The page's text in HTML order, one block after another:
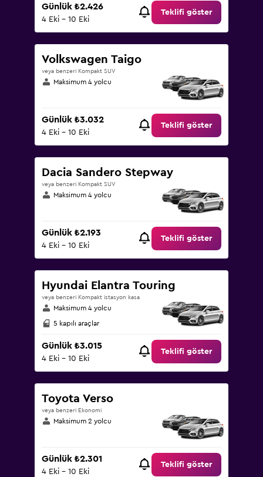
Günlük ₺2.426
4 Eki - 10 Eki
Teklifi göster
Volkswagen Taigo
veya benzeri Kompakt SUV
Maksimum 4 yolcu
Günlük ₺3.032
4 Eki - 10 Eki
Teklifi göster
Dacia Sandero Stepway
veya benzeri Kompakt SUV
Maksimum 4 yolcu
Günlük ₺2.193
4 Eki - 10 Eki
Teklifi göster
Hyundai Elantra Touring
veya benzeri Kompakt istasyon kasa
Maksimum 4 yolcu
5 kapılı araçlar
Günlük ₺3.015
4 Eki - 10 Eki
Teklifi göster
Toyota Verso
veya benzeri Ekonomi
Maksimum 2 yolcu
Günlük ₺2.301
4 Eki - 10 Eki
Teklifi göster